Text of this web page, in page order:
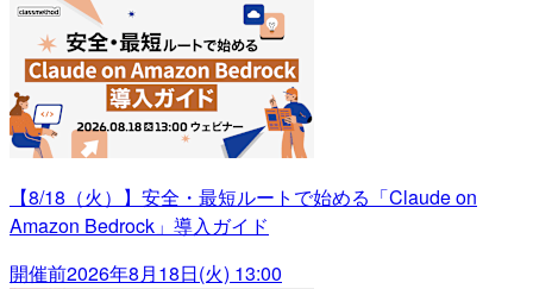
【8/18（火）】安全・最短ルートで始める「Claude on
Amazon Bedrock」導入ガイド
開催前2026年8月18日(火) 13:00